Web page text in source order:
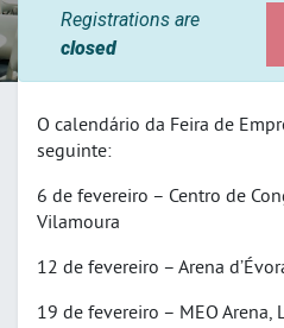
Registrations are
closed
O calendário da Feira de
seguinte:
6 de fevereiro – Centro de
Vilamoura
12 de fevereiro – Arena
19 de fevereiro – MEO Arena,